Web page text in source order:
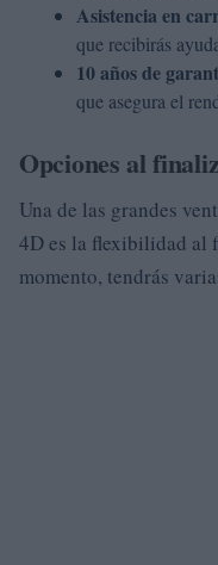
Asistencia en
que recibirás
10 años de
que asegura el
Opciones al
Una de las grandes
4D es la flexibilidad al
momento, tendrás